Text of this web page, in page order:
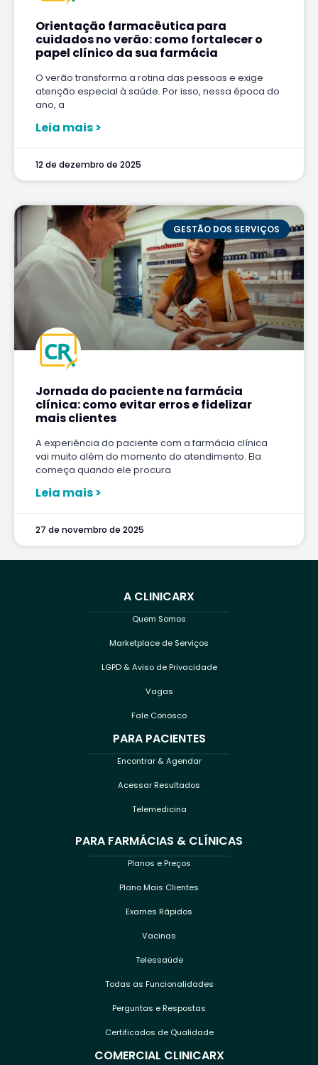
Orientação farmacêutica para
cuidados no verão: como fortalecer o
papel clínico da sua farmácia
O verão transforma a rotina das pessoas e exige
atenção especial à saúde. Por isso, nessa época do
ano, a
Leia mais >
12 de dezembro de 2025
GESTÃO DOS SERVIÇOS
Jornada do paciente na farmácia
clínica: como evitar erros e fidelizar
mais clientes
A experiência do paciente com a farmácia clínica
vai muito além do momento do atendimento. Ela
começa quando ele procura
Leia mais >
27 de novembro de 2025
A CLINICARX
Quem Somos
Marketplace de Serviços
LGPD & Aviso de Privacidade
Vagas
Fale Conosco
PARA PACIENTES
Encontrar & Agendar
Acessar Resultados
Telemedicina
PARA FARMÁCIAS & CLÍNICAS
Planos e Preços
Plano Mais Clientes
Exames Rápidos
Vacinas
Telessaúde
Todas as Funcionalidades
Perguntas e Respostas
Certificados de Qualidade
COMERCIAL CLINICARX